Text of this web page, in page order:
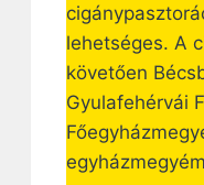
lehetséges. A
követően
Gyulafehérvái